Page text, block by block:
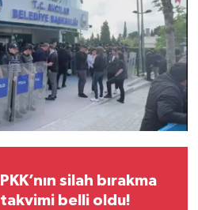
PKK’nın silah bırakma
takvimi belli oldu!